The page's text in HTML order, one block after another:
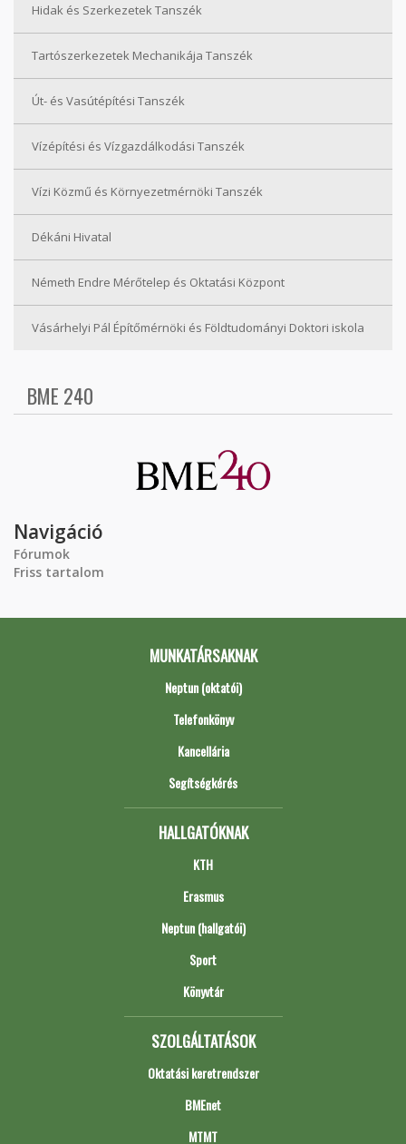
Hidak és Szerkezetek Tanszék
Tartószerkezetek Mechanikája Tanszék
Út- és Vasútépítési Tanszék
Vízépítési és Vízgazdálkodási Tanszék
Vízi Közmű és Környezetmérnöki Tanszék
Dékáni Hivatal
Németh Endre Mérőtelep és Oktatási Központ
Vásárhelyi Pál Építőmérnöki és Földtudományi Doktori iskola
BME 240
Navigáció
Fórumok
Friss tartalom
MUNKATÁRSAKNAK
Neptun (oktatói)
Telefonkönyv
Kancellária
Segítségkérés
HALLGATÓKNAK
KTH
Erasmus
Neptun (hallgatói)
Sport
Könyvtár
SZOLGÁLTATÁSOK
Oktatási keretrendszer
BMEnet
MTMT